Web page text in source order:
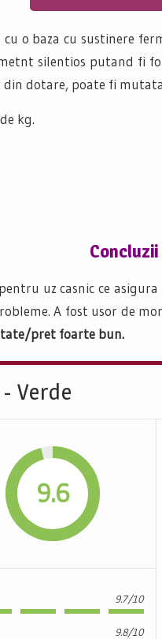
o baza cu sustinere
silentios putand fi
dotare, poate fi
kg.
uz casnic ce
A fost usor de
pret foarte bun.
Verde
9.6
9.7/10
9.8/10